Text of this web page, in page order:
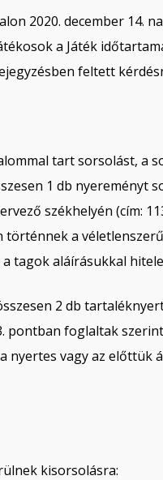
2020. december
a Játék
feltett
tart sorsolást,
1 db nyereményt
székhelyén (cím:
a
tagok aláírásukkal
2 db
pontban foglaltak
nyertes vagy az
kisorsolásra: